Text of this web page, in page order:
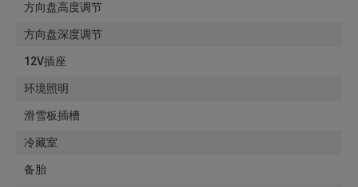
方向盘高度调节
方向盘深度调节
12V插座
环境照明
滑雪板插槽
冷藏室
备胎